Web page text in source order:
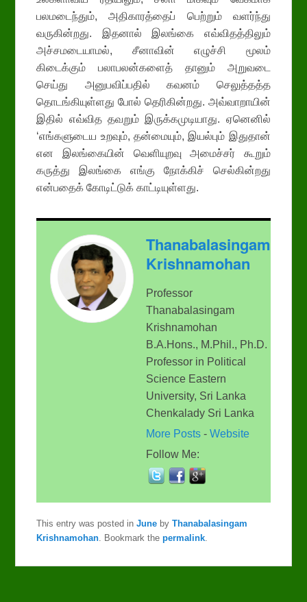
பலமடைந்தும், அதிகாரத்தைப் பெற்றும் வளர்ந்து
வருகின்றது. இதனால் இலங்கை எவ்விதத்திலும்
அச்சமடையாமல், சீனாவின் எழுச்சி மூலம்
கிடைக்கும் பலாபலன்களைத் தானும் அறுவடை
செய்து அனுபவிப்பதில் கவனம் செலுத்தத்த
தொடங்கியுள்ளது போல் தெரிகின்றது. அவ்வாறாயின்
இதில் எவ்வித தவறும் இருக்கமுடியாது. ஏனெனில்
‘எங்களுடைய உறவும், தன்மையும், இயல்பும் இதுதான்
என இலங்கையின் வெளியுறவு அமைச்சர் கூறும்
கருத்து இலங்கை எங்கு நோக்கிச் செல்கின்றது
என்பதைக் கோடிட்டுக் காட்டியுள்ளது.
Thanabalasingam
Krishnamohan
Professor
Thanabalasingam
Krishnamohan
B.A.Hons., M.Phil., Ph.D.
Professor in Political
Science Eastern
University, Sri Lanka
Chenkalady Sri Lanka
More Posts -Website
Follow Me:
This entry was posted inJune byThanabalasingam
Krishnamohan . Bookmark thepermalink